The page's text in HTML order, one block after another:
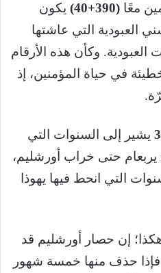
معًا (390+40)
يكون
العبودية التي عاشتها
العبودية. وكأن هذه الأرقام
في حياة المؤمنين، إذ
يشير إلى السنوات التي
يربعام حتى خراب أورشليم،
التي انحط فيها يهوذا
إن حصار أورشليم قد
18 شهرًا (إر 52: 4-6) فإذا حذف منها خمسة شهور